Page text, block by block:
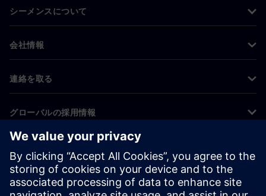
シーメンスについて
会社情報
連絡を取る
グローバルの採用情報
©Siemens 2026
コーポレート情報